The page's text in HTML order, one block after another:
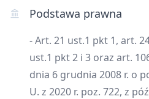
Podstawa prawna
- Art. 21 ust.1 pkt 1, art.
ust.1 pkt 2 i 3 oraz art.
dnia 6 grudnia 2008 r. o
U. z 2020 r. poz. 722, z